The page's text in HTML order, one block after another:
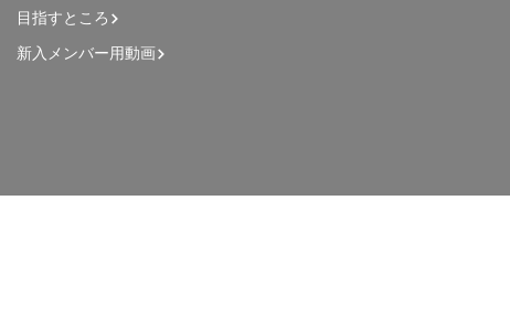
目指すところ
新入メンバー用動画